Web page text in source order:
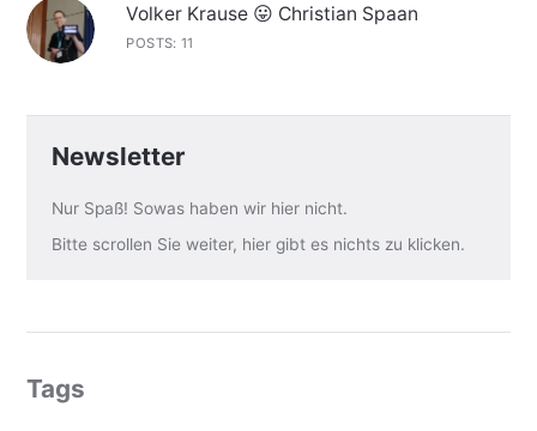
Volker Krause 😛 Christian Spaan
POSTS: 11
Newsletter
Nur Spaß! Sowas haben wir hier nicht.
Bitte scrollen Sie weiter, hier gibt es nichts zu klicken.
Tags